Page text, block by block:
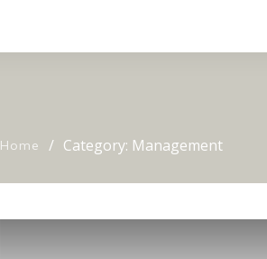
Home / Category: Management